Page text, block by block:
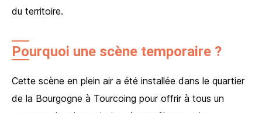
du territoire.
Pourquoi une scène temporaire ?
Cette scène en plein air a été installée dans le quartier
de la Bourgogne à Tourcoing pour offrir à tous un